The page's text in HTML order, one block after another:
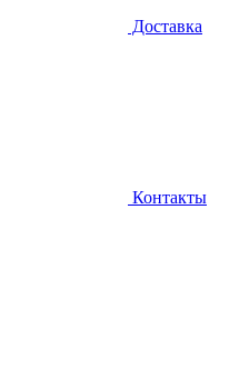
Доставка
Контакты